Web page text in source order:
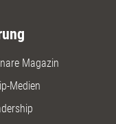
Magazin
Medien